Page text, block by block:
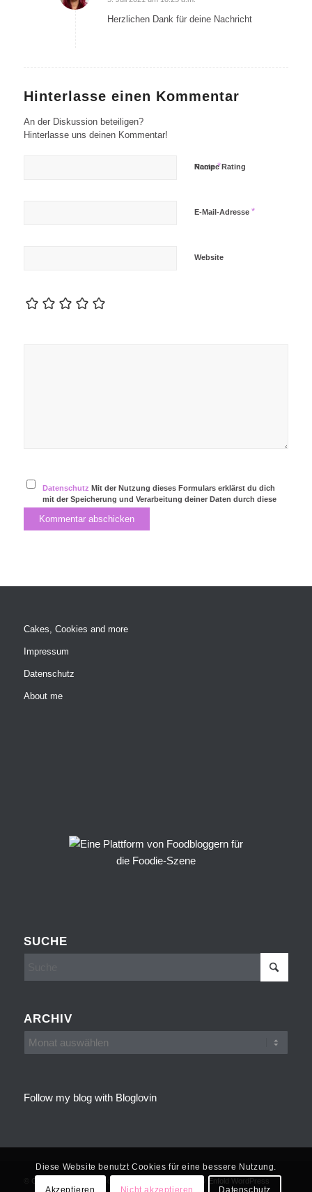
sagte:
Herzlichen Dank für deine Nachricht
Hinterlasse einen Kommentar
An der Diskussion beteiligen?
Hinterlasse uns deinen Kommentar!
Name*
E-Mail-Adresse *
Website
Recipe Rating
Datenschutz Mit der Nutzung dieses Formulars erklärst du dich
mit der Speicherung und Verarbeitung deiner Daten durch diese
Website einverstanden.
Cakes, Cookies and more
Impressum
Datenschutz
About me
SUCHE
ARCHIV
Follow my blog with Bloglovin
© Copyright - Cakes, Cookies and more - powered by Enfold WordPress
Diese Website benutzt Cookies für eine bessere Nutzung.